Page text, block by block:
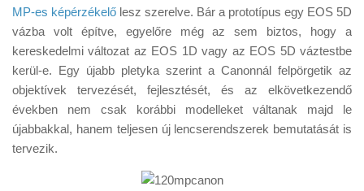
Tanácsok
Érdekességek
Helyszíni Riport
E-BB
MP-es képérzékelő lesz szerelve. Bár a prototípus egy EOS 5D
vázba volt építve, egyelőre még az sem biztos, hogy a
kereskedelmi változat az EOS 1D vagy az EOS 5D váztestbe
kerül-e. Egy újabb pletyka szerint a Canonnál felpörgetik az
objektívek tervezését, fejlesztését, és az elkövetkezendő
években nem csak korábbi modelleket váltanak majd le
újabbakkal, hanem teljesen új lencserendszerek bemutatását is
tervezik.